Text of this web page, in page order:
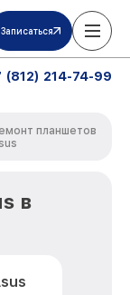
Записаться
(812) 214-74-99
планшетов
в